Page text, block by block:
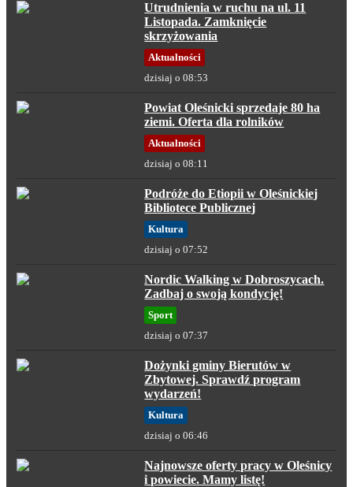
Utrudnienia w ruchu na ul. 11
Listopada. Zamknięcie
skrzyżowania
Aktualności
dzisiaj o 08:53
Powiat Oleśnicki sprzedaje 80 ha
ziemi. Oferta dla rolników
Aktualności
dzisiaj o 08:11
Podróże do Etiopii w Oleśnickiej
Bibliotece Publicznej
Kultura
dzisiaj o 07:52
Nordic Walking w Dobroszycach.
Zadbaj o swoją kondycję!
Sport
dzisiaj o 07:37
Dożynki gminy Bierutów w
Zbytowej. Sprawdź program
wydarzeń!
Kultura
dzisiaj o 06:46
Najnowsze oferty pracy w Oleśnicy
i powiecie. Mamy listę!